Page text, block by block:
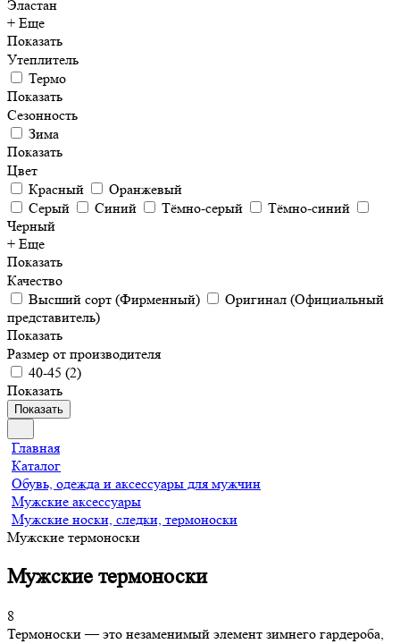
Эластан
+ Еще
Показать
Утеплитель
Термо
Показать
Сезонность
Зима
Показать
Цвет
Красный
Оранжевый
Серый
Синий Тёмно-серый
Тёмно-синий
Черный
+ Еще
Показать
Качество
Высший сорт (Фирменный)
Оригинал (Официальный
представитель)
Показать
Размер от производителя
40-45 (2)
Показать
Показать
Главная
Каталог
Обувь, одежда и аксессуары для мужчин
Мужские аксессуары
Мужские носки, следки, термоноски
Мужские термоноски
Мужские термоноски
8
Термоноски — это незаменимый элемент зимнего гардероба,